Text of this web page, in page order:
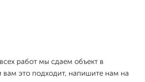
работ мы сдаем объект в
вам это подходит, напишите нам на